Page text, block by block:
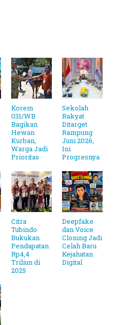
Korem
031/WB
Bagikan
Hewan
Kurban,
Warga Jadi
Prioritas
Sekolah
Rakyat
Ditarget
Rampung
Juni 2026,
Ini
Progresnya
Citra
Tubindo
Bukukan
Pendapatan
Rp4,4
Triliun di
2025
Deepfake
dan Voice
Cloning Jadi
Celah Baru
Kejahatan
Digital